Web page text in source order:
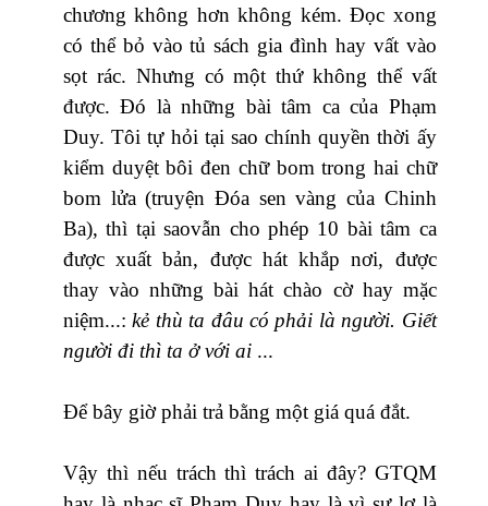
chương không hơn không kém. Đọc xong
có thể bỏ vào tủ sách gia đình hay vất vào
sọt rác. Nhưng có một thứ không thể vất
được. Đó là những bài tâm ca của Phạm
Duy. Tôi tự hỏi tại sao chính quyền thời ấy
kiểm duyệt bôi đen chữ bom trong hai chữ
bom lửa (truyện Đóa sen vàng của Chinh
Ba), thì tại saovẫn cho phép 10 bài tâm ca
được xuất bản, được hát khắp nơi, được
thay vào những bài hát chào cờ hay mặc
niệm...:kẻ thù ta đâu có phải là người. Giết
người đi thì ta ở với ai ...
Để bây giờ phải trả bằng một giá quá đắt.
Vậy thì nếu trách thì trách ai đây? GTQM